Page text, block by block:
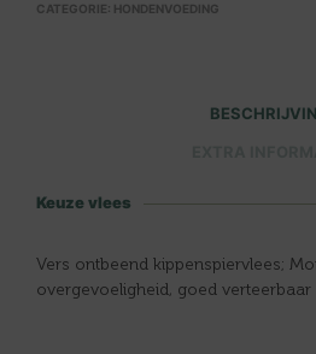
CATEGORIE: HONDENVOEDING
Keuze vlees
Vers ontbeend kippenspiervlees;
overgevoeligheid, goed verteerbaar